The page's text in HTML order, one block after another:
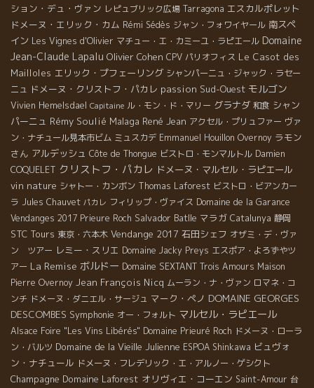
ション・デュ・ヴァン レピュブリック広場 Tarragona エスカルポレット
ドメーヌ・エリック・カム Rémi Sédès ジャン・フォワイヤール 南スペ
イン Les Vignes d'Olivier マチュー・エ・カミーユ・ラピエール Domaine
Jean-Claude Lapalu Olivier Cohen CPV パリオフィス Le Casot des
Mailloles エリック・プフェーリング シャンパーニュ・ジャック・ラセー
ニュ ドメーヌ・クリストフ・パカレ passion Sud-Ouest モルゴン
Vivien Hemelsdael Capitaine ル・モン・ド・マリー グラナダ 和食 シャン
パーニュ Rémy Soulié Malaga René Jean アクセル・プリュファー ヴァ
ン・ナチュール見本市ビム ミュスカデ Emmanuel Houillon Overnoy ラモン
さん アルデッシュ Côte de Thongue ビストロ・モンマルトル Damien
COQUELET クリストフ・パカレ ドメーヌ・マルセル・ラピエール
vin nature シャトー・カンボン Thomas Laforest ビストロ・ビアンカー
ラ Jules Chauvet パカレ フィリップ・ヴァイス Domaine de la Garance
Vendanges 2017 Prieure Roch Salvador Batlle マラガ Catalunya 静岡
STC Tours 東京・六本木 Vendange 2017 石田シェフ オザミ・デ・ヴァ
ン ツアー レミー・スリエ Domaine Jacky Preys エスポア・よろずやツ
アー La Remise ボルドー Domaine SEXTANT Trois Amours Maison
Pierre Overnoy Jean François Nicq ムーラン・ナ・ヴァン ロマネ・コ
ンチ ドメーヌ・ダニエル・サージュ マーク・ペノ DOMAINE GEORGES
DESCOMBES Symphonie オー・フォルト マルセル・ラピエール
Alsace Foire "Les Vins Libérés" Domaine Prieuré Roch ドメーヌ・ローラ
ン・バルツ Domaine de la Vieille Julienne ESPOA Shinkawa ビュヴォ
ン・ナチュール ドメーヌ・フレデリック・エ・アルノー・ゲシクト
Champagne Domaine Laforest オリヴィエ・コーエン Saint-Amour 台